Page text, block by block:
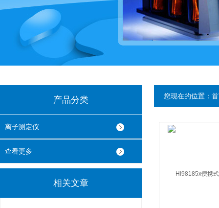
产品分类
离子测定仪
查看更多
相关文章
您现在的位置：